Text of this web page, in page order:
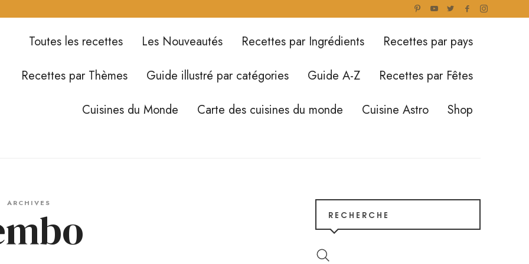
Toutes les recettes Les Nouveautés Recettes par Ingrédients
Recettes par pays
Recettes par Thèmes
Guide illustré par catégories Guide A-Z
Recettes par Fêtes
Cuisines du Monde
Carte des cuisines du monde Cuisine Astro Shop
ARCHIVES
RECHERCHE